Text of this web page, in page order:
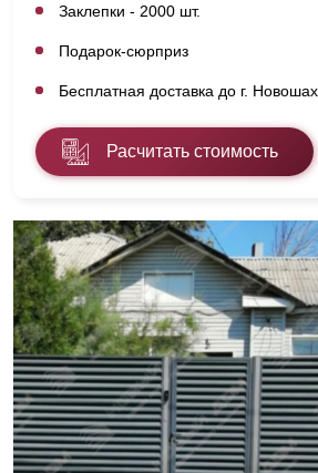
Заклепки - 2000 шт.
Подарок-сюрприз
Бесплатная доставка до г.
Расчитать стоимость